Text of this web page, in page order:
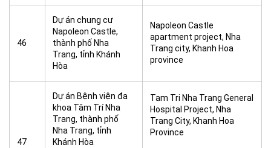
46
Dự án chung cư
Napoleon Castle,
thành phố Nha
Trang, tỉnh Khánh
Hòa
Napoleon Castle
apartment project, Nha
Trang city, Khanh Hoa
province
47
Dự án Bệnh viện đa
khoa Tâm Trí Nha
Trang, thành phố
Nha Trang, tỉnh
Khánh Hòa
Tam Tri Nha Trang General
Hospital Project, Nha
Trang City, Khanh Hoa
Province